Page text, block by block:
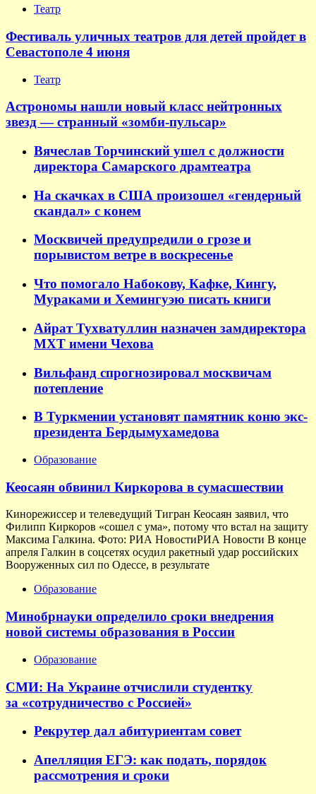
Театр
Фестиваль уличных театров для детей пройдет в
Севастополе 4 июня
Театр
Астрономы нашли новый класс нейтронных
звезд — странный «зомби-пульсар»
Вячеслав Торчинский ушел с должности
директора Самарского драмтеатра
На скачках в США произошел «гендерный
скандал» с конем
Москвичей предупредили о грозе и
порывистом ветре в воскресенье
Что помогало Набокову, Кафке, Кингу,
Мураками и Хемингуэю писать книги
Айрат Тухватуллин назначен замдиректора
МХТ имени Чехова
Вильфанд спрогнозировал москвичам
потепление
В Туркмении установят памятник коню экс-
президента Бердымухамедова
Образование
Кеосаян обвинил Киркорова в сумасшествии
Кинорежиссер и телеведущий Тигран Кеосаян заявил, что
Филипп Киркоров «сошел с ума», потому что встал на защиту
Максима Галкина. Фото: РИА НовостиРИА Новости В конце
апреля Галкин в соцсетях осудил ракетный удар российских
Вооруженных сил по Одессе, в результате
Образование
Минобрнауки определило сроки внедрения
новой системы образования в России
Образование
СМИ: На Украине отчислили студентку
за «сотрудничество с Россией»
Рекрутер дал абитуриентам совет
Апелляция ЕГЭ: как подать, порядок
рассмотрения и сроки